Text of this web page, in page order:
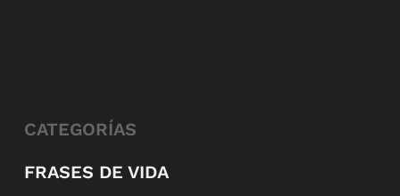
CATEGORÍAS
FRASES DE VIDA